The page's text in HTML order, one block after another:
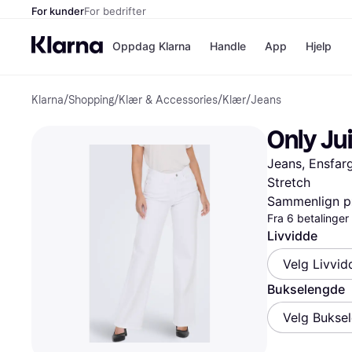
For kunderFor bedrifter
Oppdag Klarna
Betal nå
Betal i 3
Betal innen
Finansiering
Vipps
Handle App Hjelp
Klarna/Shopping/Klær & Accessories/Klær/Jeans
Only
Jeans,
Stretch
Sammenlign
Fra 6
Livvidde
Velg
Bukselengde
Velg